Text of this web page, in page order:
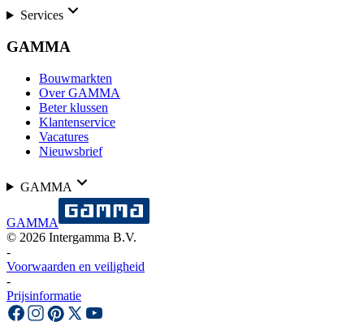
Services
GAMMA
Bouwmarkten
Over GAMMA
Beter klussen
Klantenservice
Vacatures
Nieuwsbrief
GAMMA
GAMMA
© 2026 Intergamma B.V.
-
Voorwaarden en veiligheid
-
Prijsinformatie